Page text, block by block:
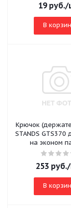
19руб./
В
Крючок
STANDS GTS370
на эконом
фронтальный,
253 руб.
В